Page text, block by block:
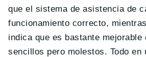
que el sistema de asistencia de
funcionamiento correcto,
indica que es bastante mejorable
sencillos pero molestos. Todo en